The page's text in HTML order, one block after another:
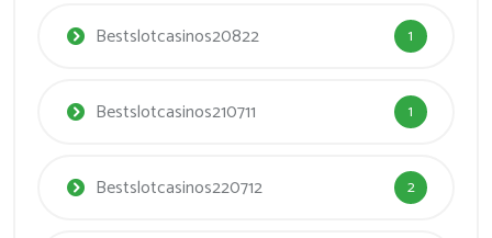
Bestslotcasinos20822 1
Bestslotcasinos210711 1
Bestslotcasinos220712 2